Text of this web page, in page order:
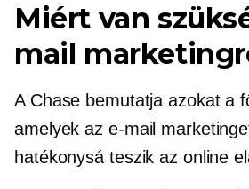
Miért van
mail
A Chase bemutatja azokat a
amelyek az e-mail
hatékonysá teszik az online